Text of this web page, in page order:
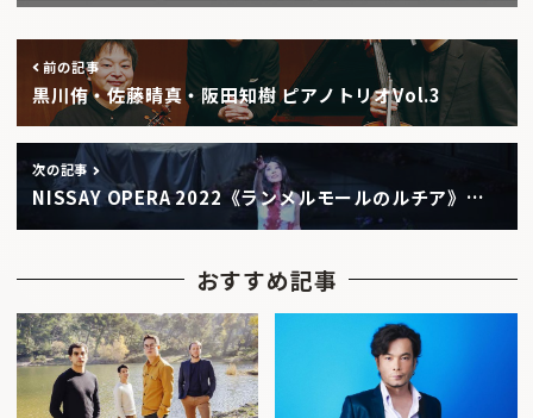
前の記事
黒川侑・佐藤晴真・阪田知樹 ピアノトリオVol.3
次の記事
NISSAY OPERA 2022《ランメルモールのルチア》…
おすすめ記事